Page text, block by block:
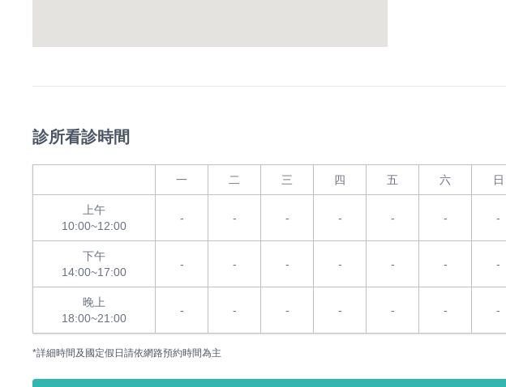
診所看診時間
一 二 三 四 五 六 日
上午
10:00~12:00
- - - - - - -
下午
14:00~17:00
- - - - - - -
晚上
18:00~21:00
- - - - - - -
*詳細時間及國定假日請依網路預約時間為主